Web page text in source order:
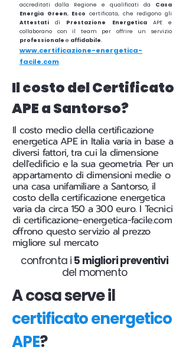
accreditati dalla Regione e qualificati da Casa
Energia Green, Escocertificata, che redigono gli
Attestatidi Prestazione EnergeticaAPE e
collaborano con il team per offrire un servizio
professionale e affidabile.
www.certificazione-energetica-
facile.com
Il costo del Certificato
APE a Santorso?
Il costo medio della certificazione
energetica APE in Italia varia in base a
diversi fattori, tra cui la dimensione
dell'edificio e la sua geometria. Per un
appartamento di dimensioni medie o
una casa unifamiliare a Santorso, il
costo della certificazione energetica
varia da circa 150 a 300 euro. I Tecnici
di certificazione-energetica-facile.com
offrono questo servizio al prezzo
migliore sul mercato
confronta i 5 migliori preventivi
del momento
A cosa serve il
certificato energetico
APE?